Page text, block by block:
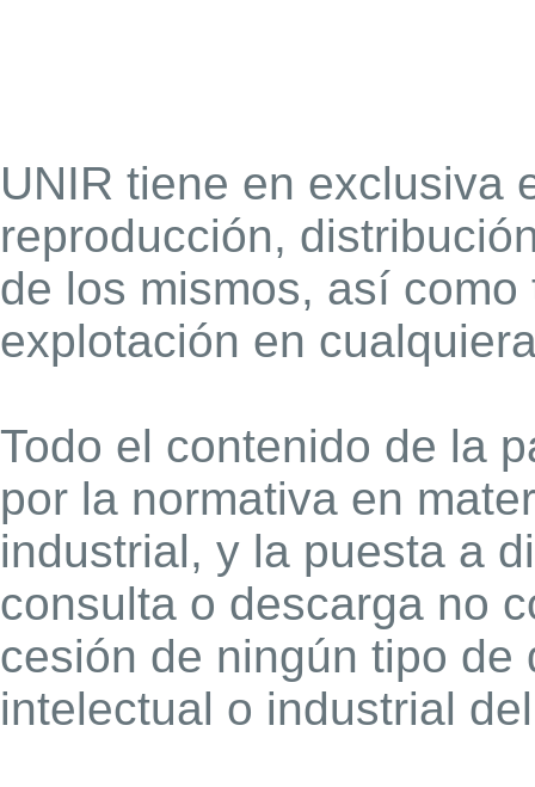
UNIR tiene en exclusiva
reproducción,
de los mismos, así
explotación en
Todo el contenido de la
por la normativa en
industrial, y la puesta a
consulta o descarga no
cesión de ningún tipo
intelectual o industrial